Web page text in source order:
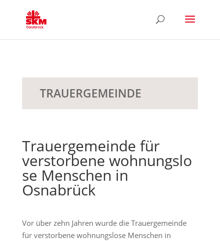
TRAUERGEMEINDE
Trauergemeinde für
verstorbene wohnungslo
se Menschen in
Osnabrück
Vor über zehn Jahren wurde die Trauergemeinde
für verstorbene wohnungslose Menschen in